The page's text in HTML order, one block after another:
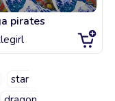
pirates
star